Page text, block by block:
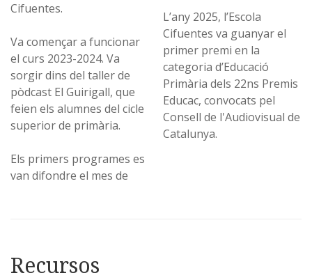
Cifuentes.
Va començar a funcionar
el curs 2023-2024. Va
sorgir dins del taller de
pòdcast El Guirigall, que
feien els alumnes del cicle
superior de primària.
Els primers programes es
van difondre el mes de
L’any 2025, l’Escola
Cifuentes va guanyar el
primer premi en la
categoria d’Educació
Primària dels 22ns Premis
Educac, convocats pel
Consell de l'Audiovisual de
Catalunya.
Recursos